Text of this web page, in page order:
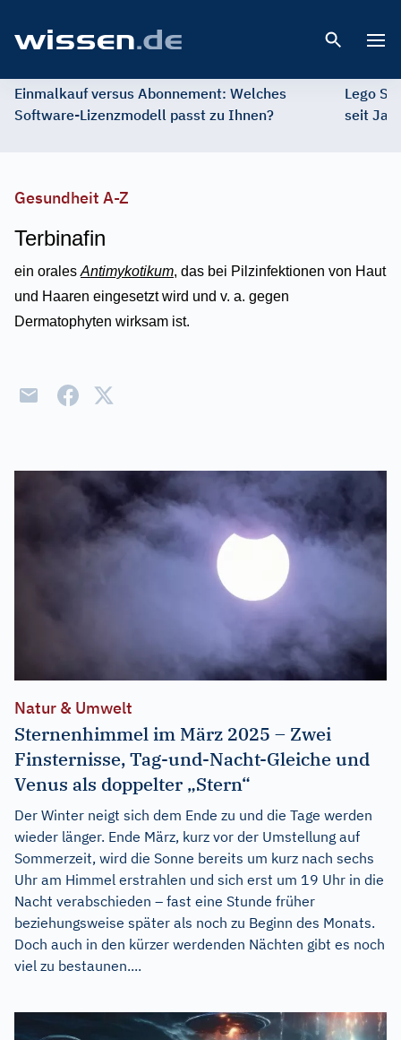
Einmalkauf versus Abonnement: Welches
Software-Lizenzmodell passt zu Ihnen?
Lego
seit
Gesundheit A-Z
Terbinafin
ein orales Antimykotikum, das bei Pilzinfektionen von Haut
und Haaren eingesetzt wird und v. a. gegen
Dermatophyten wirksam ist.
Natur & Umwelt
Sternenhimmel im März 2025 – Zwei
Finsternisse, Tag-und-Nacht-Gleiche und
Venus als doppelter „Stern“
Der Winter neigt sich dem Ende zu und die Tage werden
wieder länger. Ende März, kurz vor der Umstellung auf
Sommerzeit, wird die Sonne bereits um kurz nach sechs
Uhr am Himmel erstrahlen und sich erst um 19 Uhr in die
Nacht verabschieden – fast eine Stunde früher
beziehungsweise später als noch zu Beginn des Monats.
Doch auch in den kürzer werdenden Nächten gibt es noch
viel zu bestaunen....